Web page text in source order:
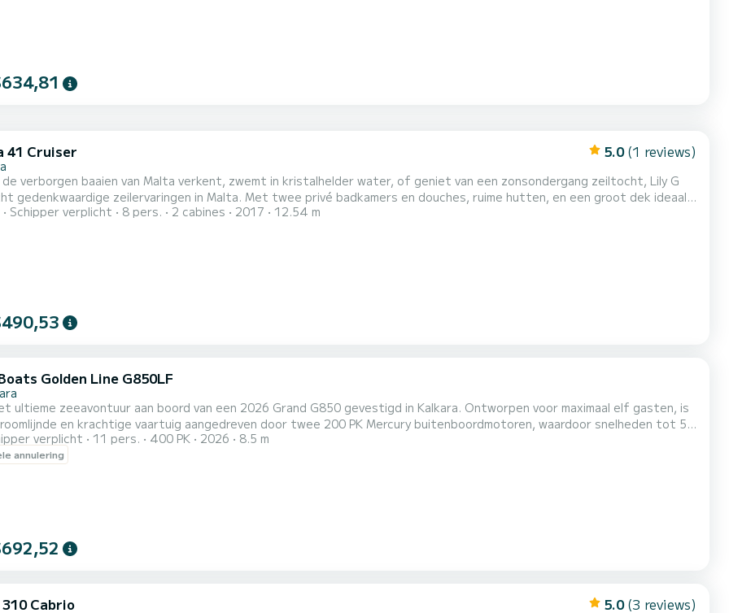
41 Cruiser 5.0 (1 reviews)
verborgen baaien van Malta verkent, zwemt in kristalhelder water, of geniet van een zonsondergang zeiltocht, Lily G
gedenkwaardige zeilervaringen in Malta. Met twee privé badkamers en douches, ruime hutten, en een groot dek ideaal
of te dineren, is het de perfecte keuze voor gezinnen, vrienden of koppels die op zoek zijn naar een mix van comfort
Schipper verplicht 8 pers. 2 cabines 2017 12.54 m
Golden Line G850LF
ultieme zeeavontuur aan boord van een 2026 Grand G850 gevestigd in Kalkara. Ontworpen voor maximaal elf gasten, is
en krachtige vaartuig aangedreven door twee 200 PK Mercury buitenboordmotoren, waardoor snelheden tot 55
bereikt, perfect voor sensatiezoekers en vrijetijdscruisers. Stap aan boord en geniet van ongeëvenaard comfort
op het achter- of bovendek, koel af vanaf het zwemplateau, of blijf in de schaduw onder de bimini. De boot...
verplicht 11 pers. 400 PK 2026 8.5 m
annulering
Cabrio 5.0 (3 reviews)